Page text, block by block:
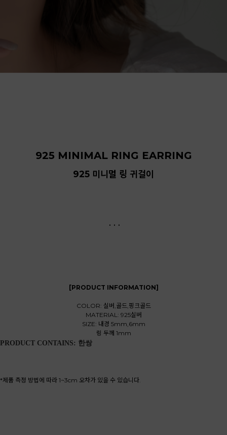
925 MINIMAL RING EARRING
925 미니멀 링 귀걸이
. . .
[PRODUCT INFORMATION]
COLOR: 실버,골드,핑크골드
MATERIAL: 925실버
SIZE: 내경 5mm,6mm
링 두께 1mm
PRODUCT CONTAINS: 한쌍
*제품 측정 방법에 따라 1~3cm 오차가 있을 수 있습니다.